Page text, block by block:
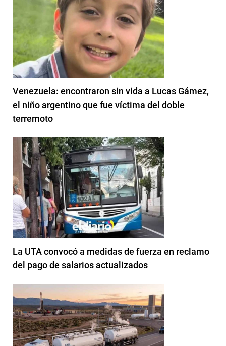
Venezuela: encontraron sin vida a Lucas Gámez,
el niño argentino que fue víctima del doble
terremoto
La UTA convocó a medidas de fuerza en reclamo
del pago de salarios actualizados